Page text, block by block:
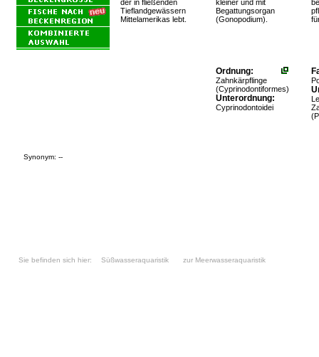
der in fließenden
Tieflandgewässern
Mittelamerikas lebt.
kleiner und mit
Begattungsorgan
(Gonopodium).
Ordnung:
Zahnkärpflinge
(Cyprinodontiformes)
Unterordnung:
Cyprinodontoidei
Synonym: --
Sie befinden sich hier: Süßwasseraquaristik zur Meerwasseraquaristik